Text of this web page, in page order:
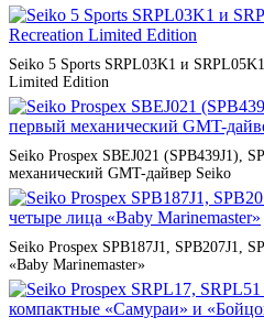
Seiko 5 Sports SRPL03K1 и
Limited Edition
Seiko Prospex SBEJ021 (SPB439J1),
механический GMT-дайвер Seiko
Seiko Prospex SPB187J1, SPB207J1,
«Baby Marinemaster»